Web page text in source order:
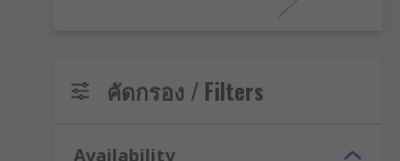
Varactor diodes: found in everyday
What can discrete semiconductors
คัดกรอง / Filters
Availability